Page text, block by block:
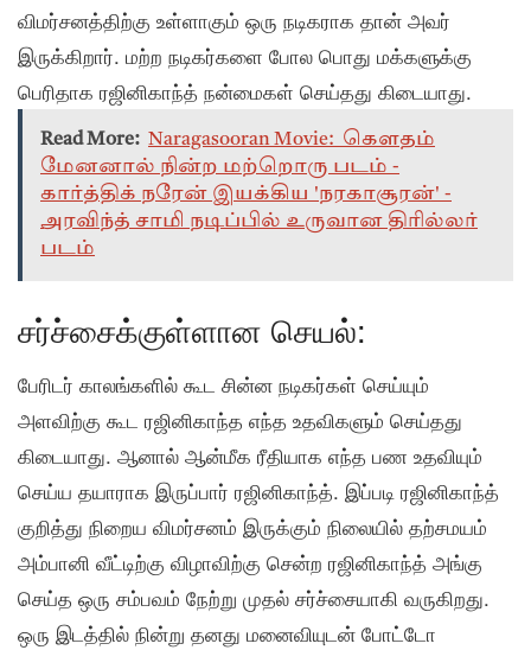
விமர்சனத்திற்கு உள்ளாகும் ஒரு நடிகராக தான் அவர்
இருக்கிறார். மற்ற நடிகர்களை போல பொது மக்களுக்கு
பெரிதாக ரஜினிகாந்த் நன்மைகள் செய்தது கிடையாது.
Read More: Naragasooran Movie: கௌதம்
மேனனால் நின்ற மற்றொரு படம் -
கார்த்திக் நரேன் இயக்கிய 'நரகாசூரன்' -
அரவிந்த் சாமி நடிப்பில் உருவான திரில்லர்
படம்
சர்ச்சைக்குள்ளான செயல்:
பேரிடர் காலங்களில் கூட சின்ன நடிகர்கள் செய்யும்
அளவிற்கு கூட ரஜினிகாந்த எந்த உதவிகளும் செய்தது
கிடையாது. ஆனால் ஆன்மீக ரீதியாக எந்த பண உதவியும்
செய்ய தயாராக இருப்பார் ரஜினிகாந்த். இப்படி ரஜினிகாந்த்
குறித்து நிறைய விமர்சனம் இருக்கும் நிலையில் தற்சமயம்
அம்பானி வீட்டிற்கு விழாவிற்கு சென்ற ரஜினிகாந்த் அங்கு
செய்த ஒரு சம்பவம் நேற்று முதல் சர்ச்சையாகி வருகிறது.
ஒரு இடத்தில் நின்று தனது மனைவியுடன் போட்டோ